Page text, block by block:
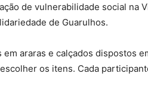
de vulnerabilidade social na
de Guarulhos.
araras e calçados dispostos
os itens. Cada